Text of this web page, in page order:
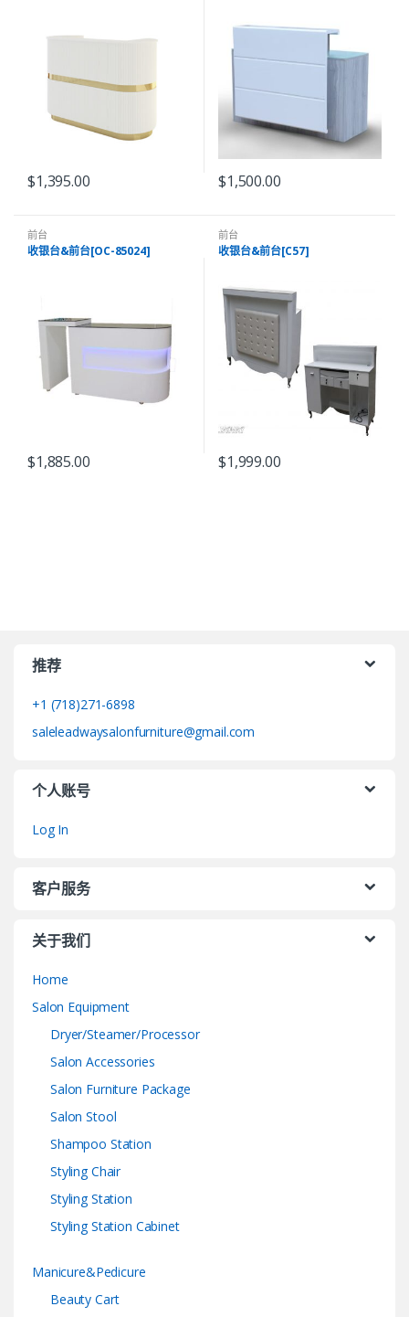
$1,395.00 $1,500.00
前台
收银台&前台[OC-85024]
$1,885.00
前台
收银台&前台[C57]
$1,999.00
推荐
+1 (718)271-6898
saleleadwaysalonfurniture@gmail.com
个人账号
Log In
客户服务
关于我们
Home
Salon Equipment
Dryer/Steamer/Processor
Salon Accessories
Salon Furniture Package
Salon Stool
Shampoo Station
Styling Chair
Styling Station
Styling Station Cabinet
Manicure&Pedicure
Beauty Cart